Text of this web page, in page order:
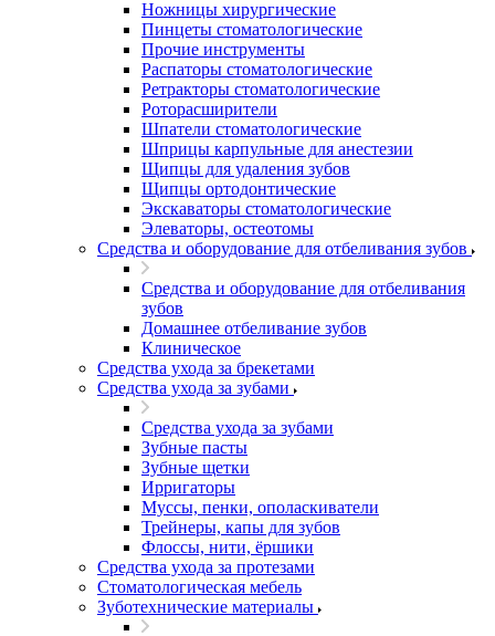
Ножницы хирургические
Пинцеты стоматологические
Прочие инструменты
Распаторы стоматологические
Ретракторы стоматологические
Роторасширители
Шпатели стоматологические
Шприцы карпульные для анестезии
Щипцы для удаления зубов
Щипцы ортодонтические
Экскаваторы стоматологические
Элеваторы, остеотомы
Средства и оборудование для отбеливания зубов
Средства и оборудование для отбеливания
зубов
Домашнее отбеливание зубов
Клиническое
Средства ухода за брекетами
Средства ухода за зубами
Средства ухода за зубами
Зубные пасты
Зубные щетки
Ирригаторы
Муссы, пенки, ополаскиватели
Трейнеры, капы для зубов
Флоссы, нити, ёршики
Средства ухода за протезами
Стоматологическая мебель
Зуботехнические материалы